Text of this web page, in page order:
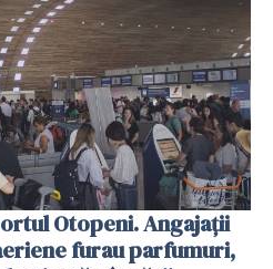
Otopeni. Angajații
furau parfumuri,